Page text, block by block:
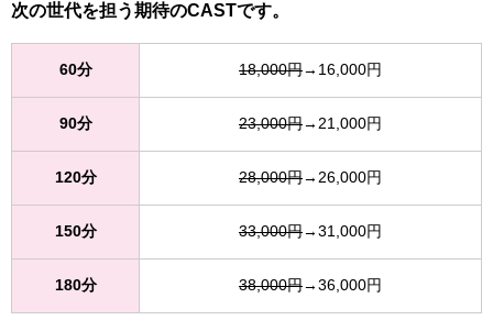
次の世代を担う期待のCASTです。
60分 18,000円→16,000円
90分 23,000円→21,000円
120分 28,000円→26,000円
150分 33,000円→31,000円
180分 38,000円→36,000円